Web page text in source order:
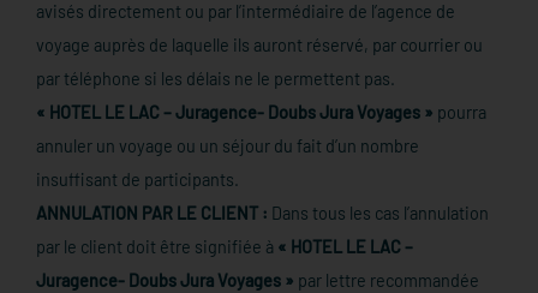
avisés directement ou par l’intermédiaire de l’agence de
voyage auprès de laquelle ils auront réservé, par courrier ou
par téléphone si les délais ne le permettent pas.
« HOTEL LE LAC – Juragence- Doubs Jura Voyages » pourra
annuler un voyage ou un séjour du fait d’un nombre
insuffisant de participants.
ANNULATION PAR LE CLIENT : Dans tous les cas l’annulation
par le client doit être signifiée à « HOTEL LE LAC –
Juragence- Doubs Jura Voyages » par lettre recommandée